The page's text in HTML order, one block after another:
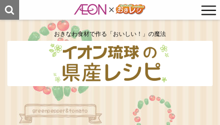
おきなわ食材で作る「おいしい！」の魔法